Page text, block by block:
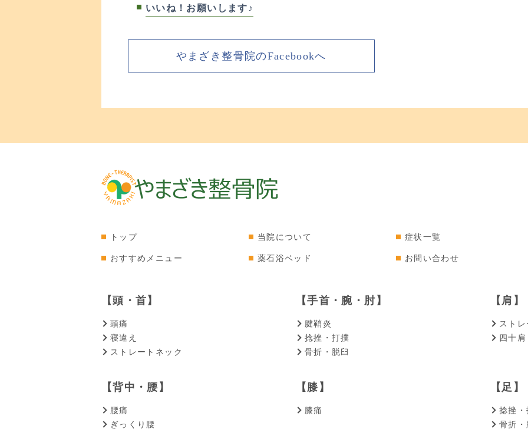
いいね！お願いします♪
やまざき整骨院のFacebookへ
トップ 当院について 症状一覧
おすすめメニュー 薬石浴ベッド お問い合わせ
【頭・首】
頭痛
寝違え
ストレートネック
【手首・腕・肘】
腱鞘炎
捻挫・打撲
骨折・脱臼
【肩】
スト
四十
【背中・腰】
腰痛
ぎっくり腰
【膝】
膝痛
【足】
捻挫
骨折